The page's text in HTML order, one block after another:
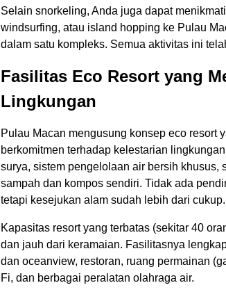
Selain snorkeling, Anda juga dapat
windsurfing, atau island hopping ke Pulau
dalam satu kompleks. Semua aktivitas ini
Fasilitas Eco Resort yang
Lingkungan
Pulau Macan mengusung konsep eco resort
berkomitmen terhadap kelestarian
surya, sistem pengelolaan air bersih khusus,
sampah dan kompos sendiri. Tidak ada
tetapi kesejukan alam sudah lebih dari cukup.
Kapasitas resort yang terbatas (sekitar 40
dan jauh dari keramaian. Fasilitasnya
dan oceanview, restoran, ruang permainan
Fi, dan berbagai peralatan olahraga air.